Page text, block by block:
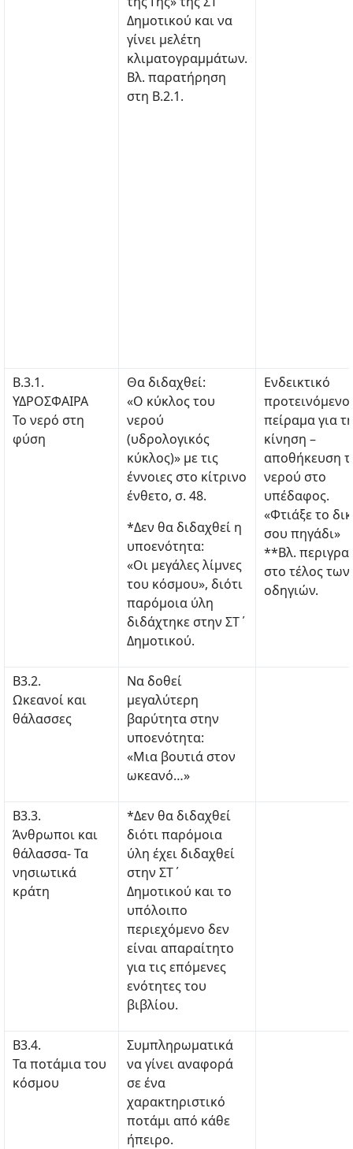
Δημοτικού και να
γίνει μελέτη
κλιματογραμμάτων.
Βλ. παρατήρηση
στη Β.2.1.
Β.3.1.
ΥΔΡΟΣΦΑΙΡΑ
Το νερό στη
φύση
Θα διδαχθεί:
«Ο κύκλος του
νερού
(υδρολογικός
κύκλος)» με τις
έννοιες στο κίτρινο
ένθετο, σ. 48.
*Δεν θα διδαχθεί η
υποενότητα:
«Οι μεγάλες λίμνες
του κόσμου», διότι
παρόμοια ύλη
διδάχτηκε στην ΣΤ΄
Δημοτικού.
Ενδεικτικό
προτεινόμενο
πείραμα για
κίνηση –
αποθήκευση
νερού στο
υπέδαφος.
«Φτιάξε το
σου πηγάδι»
**Βλ.
στο τέλος των
οδηγιών.
Β3.2.
Ωκεανοί και
θάλασσες
Να δοθεί
μεγαλύτερη
βαρύτητα στην
υποενότητα:
«Μια βουτιά στον
ωκεανό…»
Β3.3.
Άνθρωποι και
θάλασσα- Τα
νησιωτικά
κράτη
*Δεν θα διδαχθεί
διότι παρόμοια
ύλη έχει διδαχθεί
στην ΣΤ΄
Δημοτικού και το
υπόλοιπο
περιεχόμενο δεν
είναι απαραίτητο
για τις επόμενες
ενότητες του
βιβλίου.
Β3.4.
Τα ποτάμια του
κόσμου
Συμπληρωματικά
να γίνει αναφορά
σε ένα
χαρακτηριστικό
ποτάμι από κάθε
ήπειρο.